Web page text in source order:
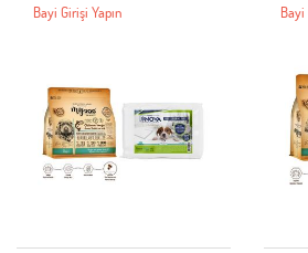
Bayi Girişi Yapın Bayi